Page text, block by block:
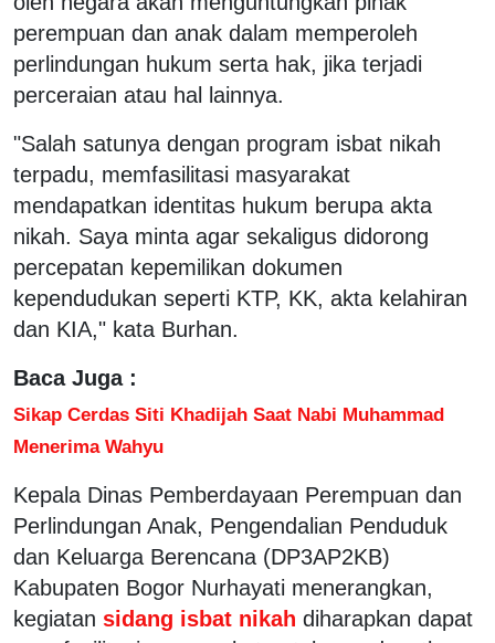
perempuan dan anak dalam memperoleh
perlindungan hukum serta hak, jika terjadi
perceraian atau hal lainnya.
"Salah satunya dengan program isbat nikah
terpadu, memfasilitasi masyarakat
mendapatkan identitas hukum berupa akta
nikah. Saya minta agar sekaligus didorong
percepatan kepemilikan dokumen
kependudukan seperti KTP, KK, akta kelahiran
dan KIA," kata Burhan.
Baca Juga :
Sikap Cerdas Siti Khadijah Saat Nabi Muhammad
Menerima Wahyu
Kepala Dinas Pemberdayaan Perempuan dan
Perlindungan Anak, Pengendalian Penduduk
dan Keluarga Berencana (DP3AP2KB)
Kabupaten Bogor Nurhayati menerangkan,
kegiatan sidang isbat nikah diharapkan dapat